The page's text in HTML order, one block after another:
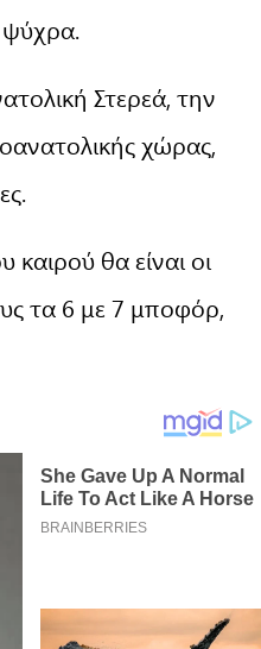
ψύχρα.
Στερεά, την
χώρας,
θα είναι οι
τα 6 με 7 μποφόρ,